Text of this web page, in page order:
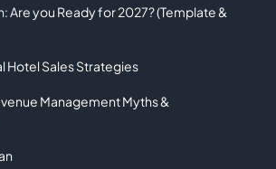
Are you Ready for 2027? (Template &
Hotel Sales Strategies
Management Myths &